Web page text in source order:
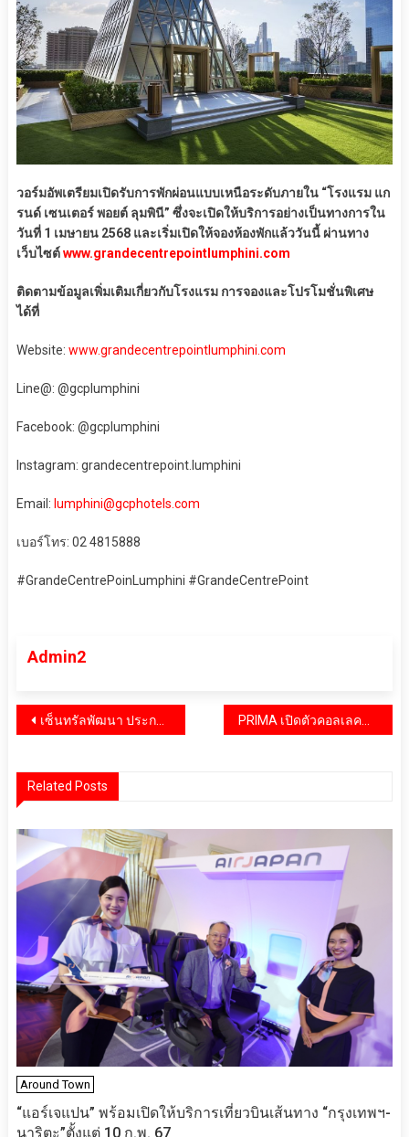
วอร์มอัพเตรียมเปิดรับการพักผ่อนแบบเหนือระดับภายใน “โรงแรม แก
รนด์ เซนเตอร์ พอยต์ ลุมพินี” ซึ่งจะเปิดให้บริการอย่างเป็นทางการใน
วันที่ 1 เมษายน 2568 และเริ่มเปิดให้จองห้องพักแล้ววันนี้ ผ่านทาง
เว็บไซต์www.grandecentrepointlumphini.com
ติดตามข้อมูลเพิ่มเติมเกี่ยวกับโรงแรม การจองและโปรโมชั่นพิเศษ
ได้ที่
Website: www.grandecentrepointlumphini.com
Line@: @gcplumphini
Facebook: @gcplumphini
Instagram: grandecentrepoint.lumphini
Email: lumphini@gcphotels.com
เบอร์โทร: 02 4815888
#GrandeCentrePoinLumphini #GrandeCentrePoint
Admin2
แนะแนว
เซ็นทรัลพัฒนา ประกาศวิสัยทัศน์ ‘Pioneering Growth & Beyond’ แผนพัฒนาเมกะโปรเจกต์ ปั้น New CBD ในกรุงเทพฯ และมิกซ์ยูสยิ่งใหญ่พัฒนาความเจริญทั่วประเทศ เดินหน้าลงทุนตามแผน 5 ปีกว่า 120,000 ล้านบาท PRIMA เปิดตัวคอลเลคชั่นใหม่ ‘Confetti’ เครื่องประดับเพชรลุคสดใส ผสานเสน่ห์อัญมณีล้ำค่า
Related Posts
Around Town
“แอร์เจแปน” พร้อมเปิดให้บริการเที่ยวบินเส้นทาง “กรุงเทพฯ-
นาริตะ”ตั้งแต่ 10 ก.พ. 67